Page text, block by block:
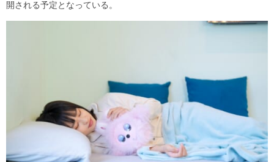
開される予定となっている。